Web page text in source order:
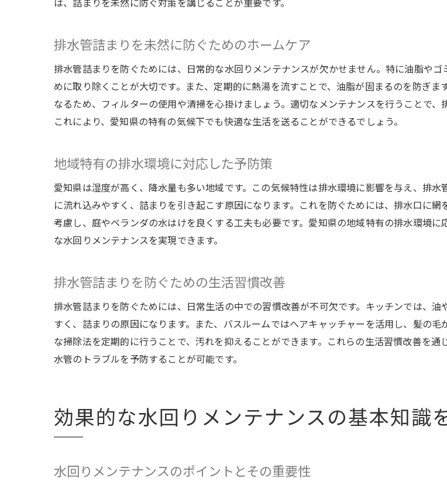
高圧洗浄の頻度とタイミング
定期的なメンテナンスが愛知県の排水
定期メンテナンスがもたらす安心感
排水管の寿命を延ばすためのメンテ
メンテナンス計画の立て方と実行
水回りメンテナンスが生活の快適さを
家族の安心を守るための水回り管理
水回りトラブルを未然に防ぐライ
秋の排水管クリーニングの重要性
気候変動に対応したメンテナンスの
排水管詰まりを未然に防ぐためのホームケア
排水管詰まりを防ぐためには、日常的な水回りメンテナンスが欠かせません。特に油脂や
めに取り除くことが大切です。また、定期的に熱湯を流すことで、油脂が固まるのを防ぎ
なるため、フィルターの使用や清掃を心掛けましょう。適切なメンテナンスを行うことで
これにより、愛知県の特有の気候下でも快適な生活を送ることができるでしょう。
地域特有の排水環境に対応した予防策
愛知県は湿度が高く、降水量も多い地域です。この気候特性は排水環境に影響を与え、排
に流れ込みやすく、詰まりを引き起こす原因になります。これを防ぐためには、排水口に
考慮し、庭やベランダの水はけを良くする工夫も必要です。愛知県の地域特有の排水環境
な水回りメンテナンスを実現できます。
排水管詰まりを防ぐための生活習慣改善
排水管詰まりを防ぐためには、日常生活の中での習慣改善が不可欠です。キッチンでは、
すく、詰まりの原因になります。また、バスルームではヘアキャッチャーを活用し、髪の
な掃除法を定期的に行うことで、汚れを抑えることができます。これらの生活習慣改善を
水管のトラブルを予防することが可能です。
効果的な水回りメンテナンスの基本知識
水回りメンテナンスのポイントとその重要性